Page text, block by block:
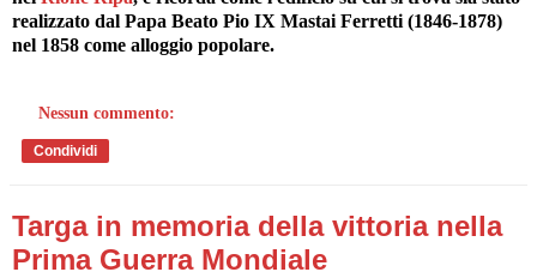
realizzato dal Papa Beato Pio IX Mastai Ferretti (1846-1878)
nel 1858 come alloggio popolare.
Nessun commento:
Condividi
Targa in memoria della vittoria nella
Prima Guerra Mondiale